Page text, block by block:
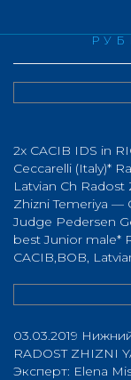
2x CACIB IDS in
Ceccarelli (Italy)*
Latvian Ch
Zhizni Temeriya —
Judge Pedersen
best Junior male*
CACIB,BOB,
03.03.2019
RADOST ZHIZNI
Эксперт: Elena